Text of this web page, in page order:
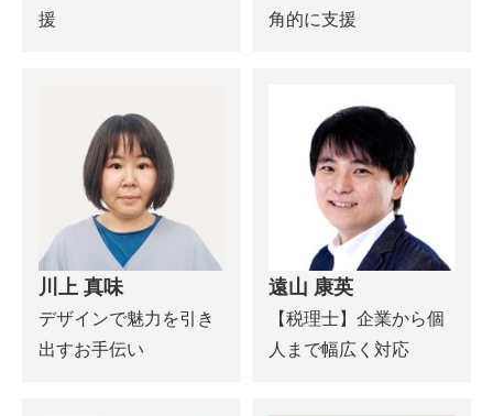
援
角的に支援
川上 真味
デザインで魅力を引き
出すお手伝い
遠山 康英
【税理士】企業から個
人まで幅広く対応